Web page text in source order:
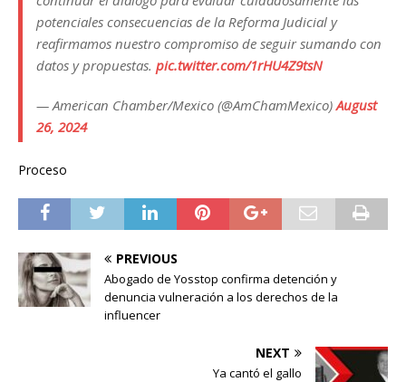
potenciales consecuencias de la Reforma Judicial y
reafirmamos nuestro compromiso de seguir sumando con
datos y propuestas. pic.twitter.com/1rHU4Z9tsN
— American Chamber/Mexico (@AmChamMexico)August
26, 2024
Proceso
PREVIOUS
Abogado de Yosstop confirma detención y
denuncia vulneración a los derechos de la
influencer
NEXT
Ya cantó el gallo